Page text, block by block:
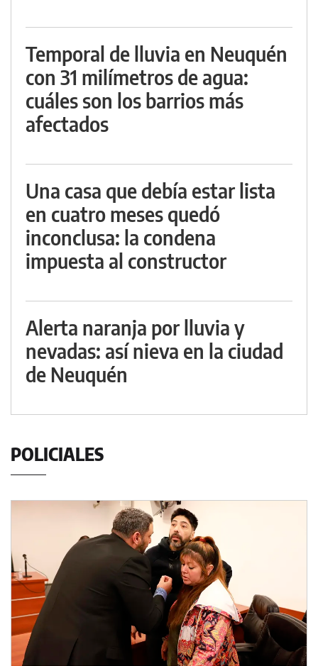
Temporal de lluvia en Neuquén
con 31 milímetros de agua:
cuáles son los barrios más
afectados
Una casa que debía estar lista
en cuatro meses quedó
inconclusa: la condena
impuesta al constructor
Alerta naranja por lluvia y
nevadas: así nieva en la ciudad
de Neuquén
POLICIALES